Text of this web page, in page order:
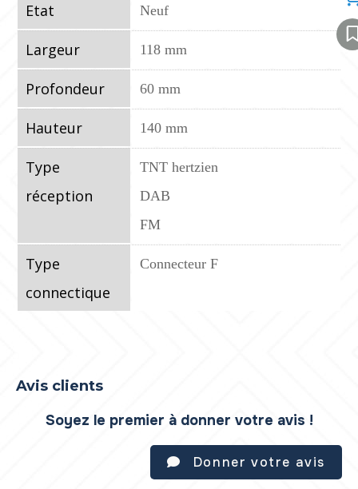
Etat Neuf
Largeur 118 mm
Profondeur 60 mm
Hauteur 140 mm
Type
réception
TNT hertzien
DAB
FM
Type
connectique
Connecteur F
Avis clients
Soyez le premier à donner votre avis !
Donner votre avis